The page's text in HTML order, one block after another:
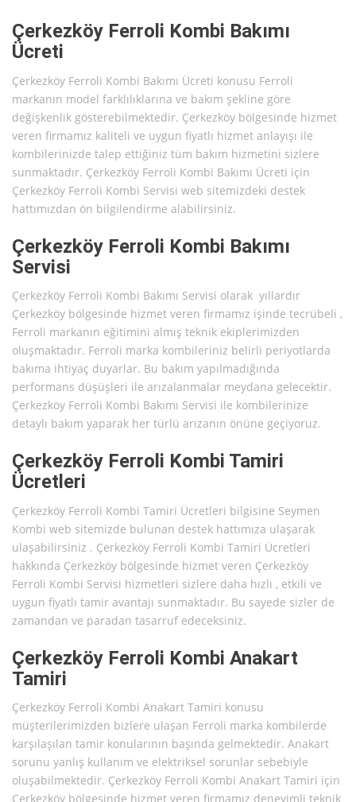
Çerkezköy Ferroli Kombi Bakımı
Ücreti
Çerkezköy Ferroli Kombi Bakımı Ücreti konusu Ferroli
markanın model farklılıklarına ve bakım şekline göre
değişkenlik gösterebilmektedir. Çerkezköy bölgesinde hizmet
veren firmamız kaliteli ve uygun fiyatlı hizmet anlayışı ile
kombilerinizde talep ettiğiniz tüm bakım hizmetini sizlere
sunmaktadır. Çerkezköy Ferroli Kombi Bakımı Ücreti için
Çerkezköy Ferroli Kombi Servisi web sitemizdeki destek
hattımızdan ön bilgilendirme alabilirsiniz.
Çerkezköy Ferroli Kombi Bakımı
Servisi
Çerkezköy Ferroli Kombi Bakımı Servisi olarak yıllardır
Çerkezköy bölgesinde hizmet veren firmamız işinde tecrübeli ,
Ferroli markanın eğitimini almış teknik ekiplerimizden
oluşmaktadır. Ferroli marka kombileriniz belirli periyotlarda
bakıma ihtiyaç duyarlar. Bu bakım yapılmadığında
performans düşüşleri ile arızalanmalar meydana gelecektir.
Çerkezköy Ferroli Kombi Bakımı Servisi ile kombilerinize
detaylı bakım yaparak her türlü arızanın önüne geçiyoruz.
Çerkezköy Ferroli Kombi Tamiri
Ücretleri
Çerkezköy Ferroli Kombi Tamiri Ücretleri bilgisine Seymen
Kombi web sitemizde bulunan destek hattımıza ulaşarak
ulaşabilirsiniz . Çerkezköy Ferroli Kombi Tamiri Ücretleri
hakkında Çerkezköy bölgesinde hizmet veren Çerkezköy
Ferroli Kombi Servisi hizmetleri sizlere daha hızlı , etkili ve
uygun fiyatlı tamir avantajı sunmaktadır. Bu sayede sizler de
zamandan ve paradan tasarruf edeceksiniz.
Çerkezköy Ferroli Kombi Anakart
Tamiri
Çerkezköy Ferroli Kombi Anakart Tamiri konusu
müşterilerimizden bizlere ulaşan Ferroli marka kombilerde
karşılaşılan tamir konularının başında gelmektedir. Anakart
sorunu yanlış kullanım ve elektriksel sorunlar sebebiyle
oluşabilmektedir. Çerkezköy Ferroli Kombi Anakart Tamiri için
Çerkezköy bölgesinde hizmet veren firmamız deneyimli teknik